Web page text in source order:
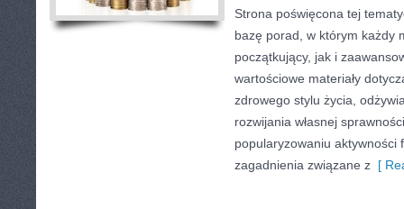
Strona poświęcona tej
bazę porad, w którym każdy
początkujący, jak i
wartościowe materiały
zdrowego stylu życia,
rozwijania własnej
popularyzowaniu aktywności
zagadnienia związane z [